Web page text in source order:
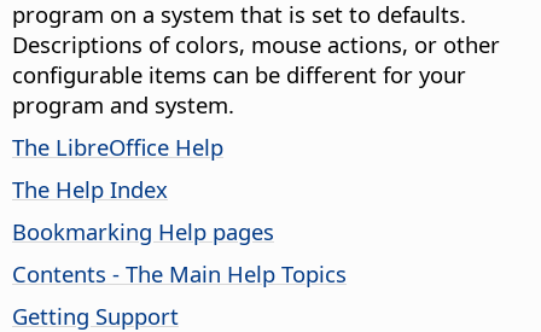
program on a system that is set to defaults.
Descriptions of colors, mouse actions, or other
configurable items can be different for your
program and system.
The LibreOffice Help
The Help Index
Bookmarking Help pages
Contents - The Main Help Topics
Getting Support